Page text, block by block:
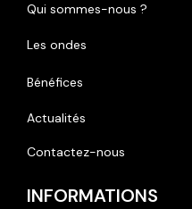
Qui sommes-nous ?
Les ondes
Bénéfices
Actualités
Contactez-nous
INFORMATIONS